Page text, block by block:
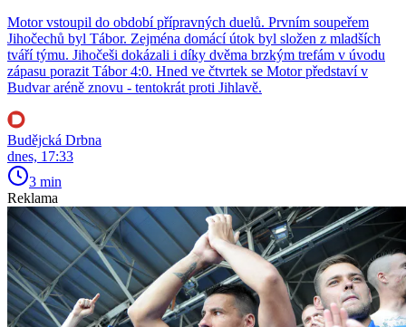
Motor vstoupil do období přípravných duelů. Prvním soupeřem
Jihočechů byl Tábor. Zejména domácí útok byl složen z mladších
tváří týmu. Jihočeši dokázali i díky dvěma brzkým trefám v úvodu
zápasu porazit Tábor 4:0. Hned ve čtvrtek se Motor představí v
Budvar aréně znovu - tentokrát proti Jihlavě.
Budějcká Drbna
dnes, 17:33
3 min
Reklama